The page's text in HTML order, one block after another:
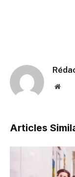
Articles